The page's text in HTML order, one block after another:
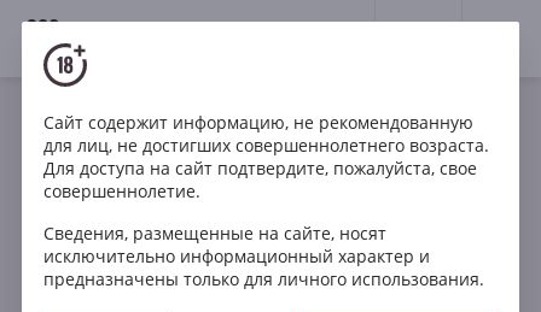
18+
Игристое Белое Сухое
Франция
Gosset Grande Reserve Brut Champagne AOC
Сайт содержит информацию, не рекомендованную
для лиц, не достигших совершеннолетнего возраста.
Для доступа на сайт подтвердите, пожалуйста, свое
совершеннолетие.
Сведения, размещенные на сайте, носят
исключительно информационный характер и
предназначены только для личного использования.